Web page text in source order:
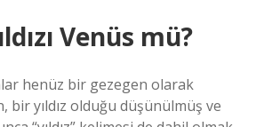
Venüs mü?
henüz bir gezegen olarak
bir yıldız olduğu düşünülmüş ve